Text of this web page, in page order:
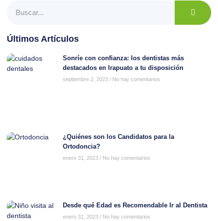
Últimos Artículos
Sonríe con confianza: los dentistas más
destacados en Irapuato a tu disposición
septiembre 2, 2023 No hay comentarios
¿Quiénes son los Candidatos para la
Ortodoncia?
enero 31, 2023 No hay comentarios
Desde qué Edad es Recomendable Ir al Dentista
enero 31, 2023 No hay comentarios